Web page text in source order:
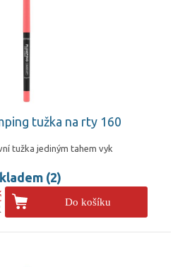
tužka na rty 160
tužka jediným tahem vyk
(2)
Do košíku